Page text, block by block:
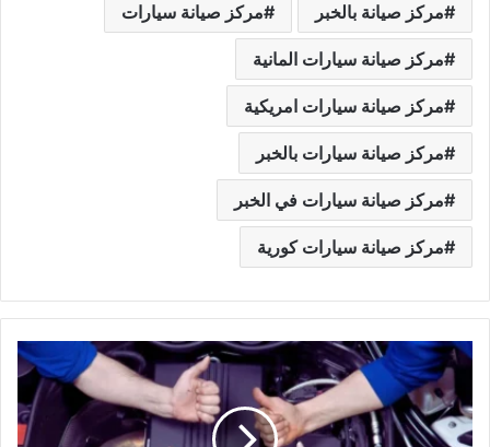
مركز صيانة بالخبر مركز صيانة سيارات
مركز صيانة سيارات المانية
مركز صيانة سيارات امريكية
مركز صيانة سيارات بالخبر
مركز صيانة سيارات في الخبر
مركز صيانة سيارات كورية
ا
ض
ل